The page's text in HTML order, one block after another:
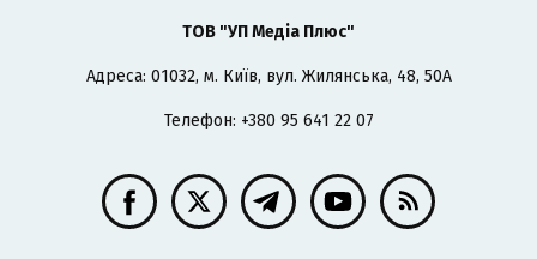
ТОВ "УП Медіа Плюс"
Адреса: 01032, м. Київ, вул. Жилянська, 48, 50А
Телефон: +380 95 641 22 07